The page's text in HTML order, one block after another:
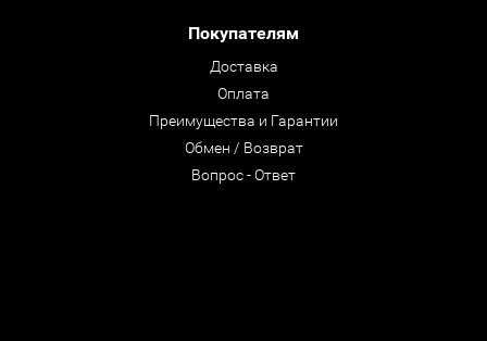
Покупателям
Доставка
Оплата
Преимущества и Гарантии
Обмен / Возврат
Вопрос - Ответ